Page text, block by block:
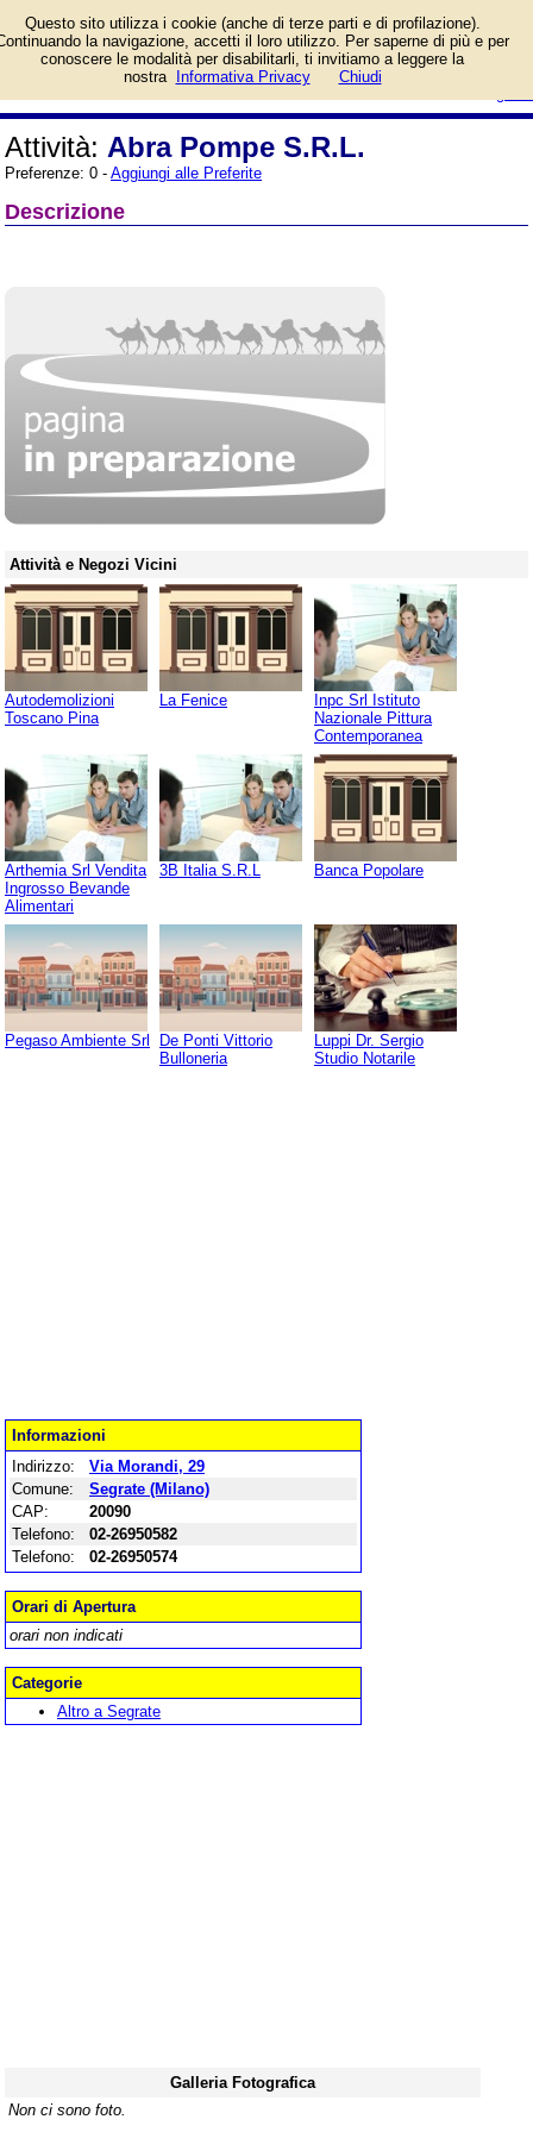
di telefono di Abra Pompe S.R.L.
a Segrate (Milano), Via Morandi.
Categoria Altro.
Attività: Abra Pompe S.R.L.
Preferenze: 0 - Aggiungi alle Preferite
Descrizione
Attività e Negozi Vicini
Autodemolizioni
Toscano Pina
La Fenice
Inpc Srl Istituto
Nazionale Pittura
Contemporanea
Arthemia Srl Vendita
Ingrosso Bevande
Alimentari
3B Italia S.R.L Banca Popolare
Pegaso Ambiente Srl
De Ponti Vittorio
Bulloneria
Luppi Dr. Sergio
Studio Notarile
Informazioni
Indirizzo:
Via Morandi, 29
Comune:
Segrate (Milano)
CAP:
20090
Telefono:
02-26950582
Telefono:
02-26950574
Orari di Apertura
orari non indicati
Categorie
Altro a Segrate
Galleria Fotografica
Non ci sono foto.
Questo sito utilizza i cookie (anche di terze parti e di profilazione).
la navigazione, accetti il loro utilizzo. Per saperne di più e per
conoscere le modalità per disabilitarli, ti invitiamo a leggere la
nostra
Informativa Privacy Chiudi